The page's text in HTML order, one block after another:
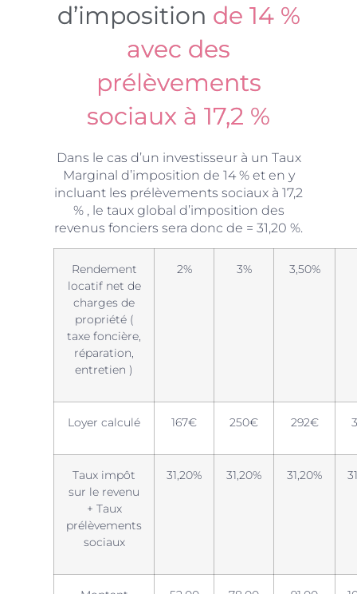
d’imposition de 14 %
avec des
prélèvements
sociaux à 17,2 %
Dans le cas d’un investisseur à un Taux
Marginal d’imposition de 14 % et en y
incluant les prélèvements sociaux à 17,2
% , le taux global d’imposition des
revenus fonciers sera donc de = 31,20 %.
Rendement
locatif net de
charges de
propriété (
taxe foncière,
réparation,
entretien )
2% 3% 3,50%
Loyer calculé 167€ 250€ 292€
Taux impôt
sur le revenu
+ Taux
prélèvements
sociaux
31,20% 31,20% 31,20%